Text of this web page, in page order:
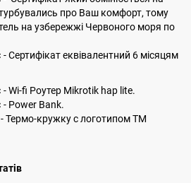
про Ваш комфорт, тому
на узбережжі Червоного моря по
Сертифікат еквівалентний 6 місяцям
Wi-fi Роутер Mikrotik hap lite.
Power Bank.
Термо-кружку с логотипом ТМ